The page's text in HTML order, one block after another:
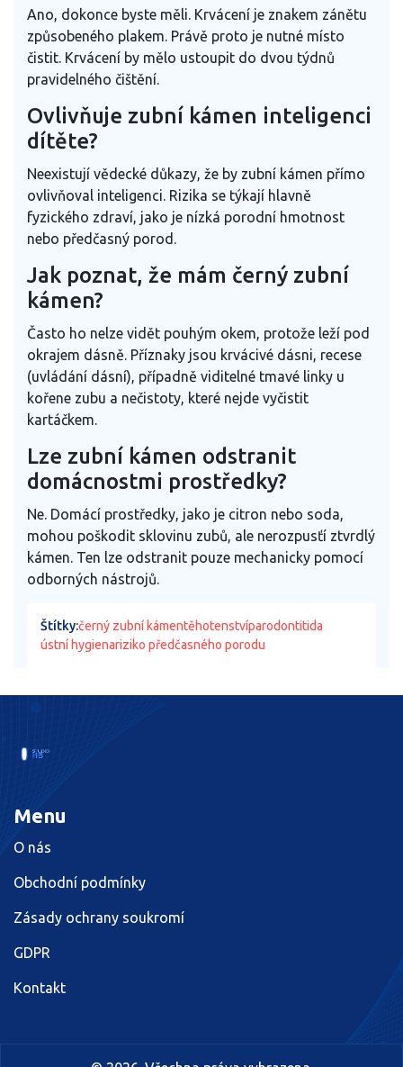
Ano, dokonce byste měli. Krvácení je znakem zánětu
způsobeného plakem. Právě proto je nutné místo
čistit. Krvácení by mělo ustoupit do dvou týdnů
pravidelného čištění.
Ovlivňuje zubní kámen inteligenci
dítěte?
Neexistují vědecké důkazy, že by zubní kámen přímo
ovlivňoval inteligenci. Rizika se týkají hlavně
fyzického zdraví, jako je nízká porodní hmotnost
nebo předčasný porod.
Jak poznat, že mám černý zubní
kámen?
Často ho nelze vidět pouhým okem, protože leží pod
okrajem dásně. Příznaky jsou krvácivé dásni, recese
(uvládání dásní), případně viditelné tmavé linky u
kořene zubu a nečistoty, které nejde vyčistit
kartáčkem.
Lze zubní kámen odstranit
domácnostmi prostředky?
Ne. Domácí prostředky, jako je citron nebo soda,
mohou poškodit sklovinu zubů, ale nerozpusťí ztvrdlý
kámen. Ten lze odstranit pouze mechanicky pomocí
odborných nástrojů.
Štítky:černý zubní kámentěhotenstvíparodontitida
ústní hygienariziko předčasného porodu
Menu
O nás
Obchodní podmínky
Zásady ochrany soukromí
GDPR
Kontakt